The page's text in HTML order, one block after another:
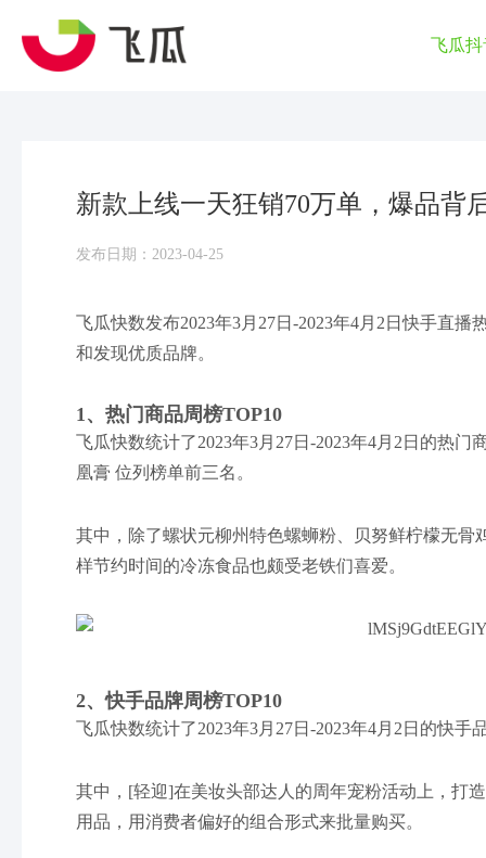
飞瓜抖
新款上线一天狂销70万单，爆品背
发布日期：2023-04-25
飞瓜快数发布2023年3月27日-2023年4月2日快手直
和发现优质品牌。
1、热门商品周榜TOP10
飞瓜快数统计了2023年3月27日-2023年4月2日的热
凰膏 位列榜单前三名。
其中，除了螺状元柳州特色螺蛳粉、贝努鲜柠檬无
样节约时间的冷冻食品也颇受老铁们喜爱。
2、快手品牌周榜TOP10
飞瓜快数统计了2023年3月27日-2023年4月2日的快
其中，[轻迎]在美妆头部达人的周年宠粉活动上，打
用品，用消费者偏好的组合形式来批量购买。